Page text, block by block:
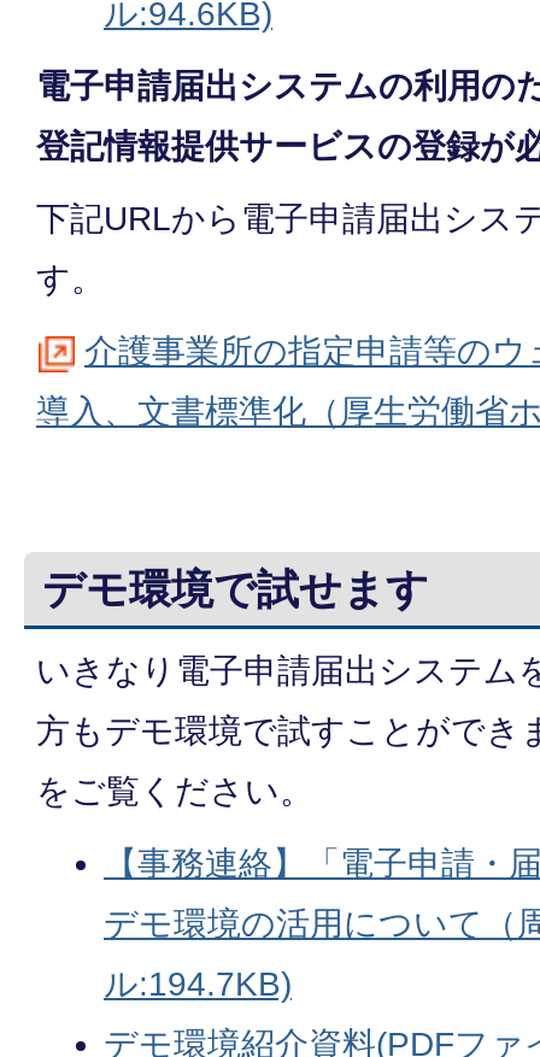
ル:94.6KB)
電子申請届出システムの利用の
登記情報提供サービスの登録が
下記URLから電子申請届出シス
す。
介護事業所の指定申請等の
導⼊、文書標準化（厚生労働省
デモ環境で試せます
いきなり電子申請届出システム
方もデモ環境で試すことができ
をご覧ください。
【事務連絡】「電子申請・
デモ環境の活用について（
ル:194.7KB)
デモ環境紹介資料(PDFファ